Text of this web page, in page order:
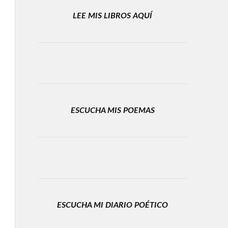
LEE MIS LIBROS AQUÍ
ESCUCHA MIS POEMAS
ESCUCHA MI DIARIO POÉTICO